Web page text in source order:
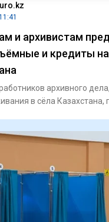
и архивистам
и кредиты
архивного
в сёла Казахстана,